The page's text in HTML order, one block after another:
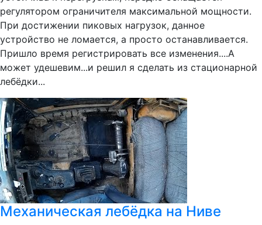
регулятором ограничителя максимальной мощности.
При достижении пиковых нагрузок, данное
устройство не ломается, а просто останавливается.
Пришло время регистрировать все изменения....А
может удешевим...и решил я сделать из стационарной
лебёдки...
Механическая лебёдка на Ниве